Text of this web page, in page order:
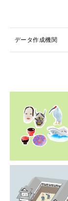
データ作成機関